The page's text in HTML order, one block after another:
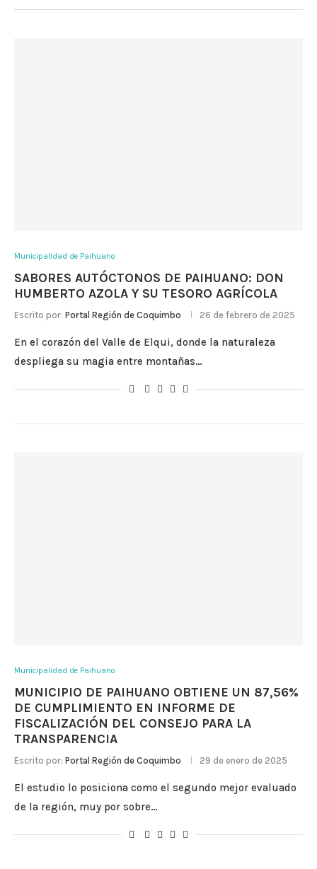
Municipalidad de Paihuano
SABORES AUTÓCTONOS DE PAIHUANO: DON
HUMBERTO AZOLA Y SU TESORO AGRÍCOLA
Escrito por: Portal Región de Coquimbo 26 de febrero de 2025
En el corazón del Valle de Elqui, donde la naturaleza
despliega su magia entre montañas…
Municipalidad de Paihuano
MUNICIPIO DE PAIHUANO OBTIENE UN 87,56%
DE CUMPLIMIENTO EN INFORME DE
FISCALIZACIÓN DEL CONSEJO PARA LA
TRANSPARENCIA
Escrito por: Portal Región de Coquimbo 29 de enero de 2025
El estudio lo posiciona como el segundo mejor evaluado
de la región, muy por sobre…